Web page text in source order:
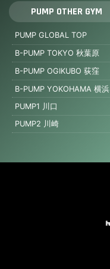
PUMP OTHER GYM
PUMP GLOBAL TOP
B-PUMP TOKYO 秋葉原
B-PUMP OGIKUBO 荻窪
B-PUMP YOKOHAMA 横浜
PUMP1 川口
PUMP2 川崎